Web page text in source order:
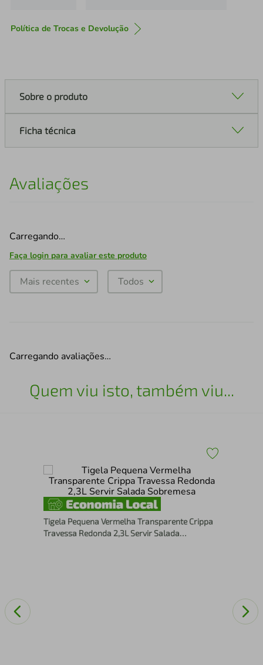
Política de Trocas e Devolução
Sobre o produto
Ficha técnica
Avaliações
Carregando…
Faça login para avaliar este produto
Mais recentes Todos
Carregando avaliações…
Quem viu isto, também viu...
Tigela Pequena Vermelha Transparente Crippa
Travessa Redonda 2,3L Servir Salada